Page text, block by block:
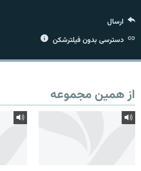
زبان‌های دیگر
ارسال
دسترسی بدون فیلترشکن
از همین مجموعه